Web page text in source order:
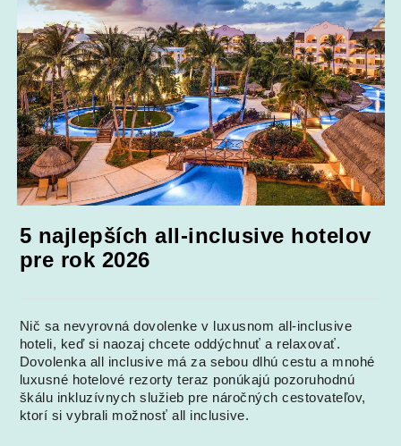
5 najlepších all-inclusive hotelov
pre rok 2026
Nič sa nevyrovná dovolenke v luxusnom all-inclusive
hoteli, keď si naozaj chcete oddýchnuť a relaxovať.
Dovolenka all inclusive má za sebou dlhú cestu a mnohé
luxusné hotelové rezorty teraz ponúkajú pozoruhodnú
škálu inkluzívnych služieb pre náročných cestovateľov,
ktorí si vybrali možnosť all inclusive.